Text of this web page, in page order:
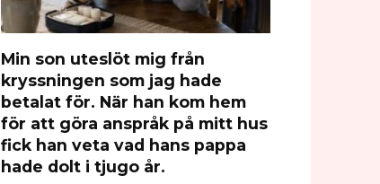
Min son uteslöt mig från
kryssningen som jag hade
betalat för. När han kom hem
för att göra anspråk på mitt hus
fick han veta vad hans pappa
hade dolt i tjugo år.